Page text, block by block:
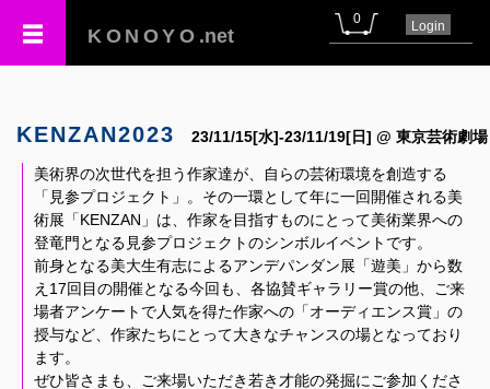
KONOYO .net
0 Login
KENZAN2023 23/11/15[水]-23/11/19[日] @ 東京芸術劇場
美術界の次世代を担う作家達が、自らの芸術環境を創造する
「見参プロジェクト」。その一環として年に一回開催される美
術展「KENZAN」は、作家を目指すものにとって美術業界への
登竜門となる見参プロジェクトのシンボルイベントです。
前身となる美大生有志によるアンデパンダン展「遊美」から数
え17回目の開催となる今回も、各協賛ギャラリー賞の他、ご来
場者アンケートで人気を得た作家への「オーディエンス賞」の
授与など、作家たちにとって大きなチャンスの場となっており
ます。
ぜひ皆さまも、ご来場いただき若き才能の発掘にご参加くださ